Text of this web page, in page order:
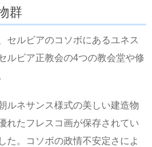
群
セルビアのコソボにあるユネス
ルビア正教会の4つの教会堂や修
ルネサンス様式の美しい建造物
れたフレスコ画が保存されてい
た。コソボの政情不安定さによ